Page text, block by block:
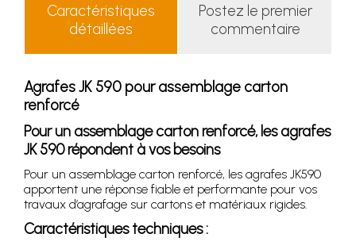
Caractéristiques
détaillées
Postez le premier
commentaire
Agrafes JK 590 pour assemblage carton
renforcé
Pour un assemblage carton renforcé, les agrafes
JK 590 répondent à vos besoins
Pour un assemblage carton renforcé, les agrafes JK590
apportent une réponse fiable et performante pour vos
travaux d’agrafage sur cartons et matériaux rigides.
Caractéristiques techniques :